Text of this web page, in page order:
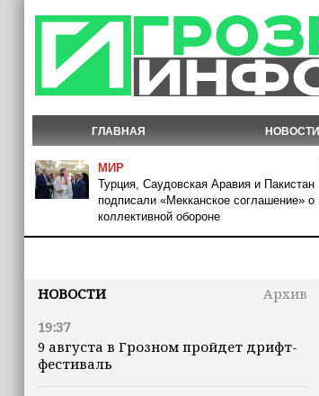
ГЛАВНАЯ НОВОСТИ
МИР
Турция, Саудовская Аравия и Пакистан
подписали «Мекканское соглашение» о
коллективной обороне
НОВОСТИ
Архив
19:37
9 августа в Грозном пройдет дрифт-
фестиваль